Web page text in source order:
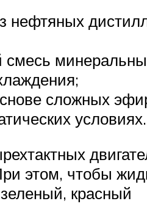
нефтяных
смесь
сложных
условиях.
этом, чтобы
красный